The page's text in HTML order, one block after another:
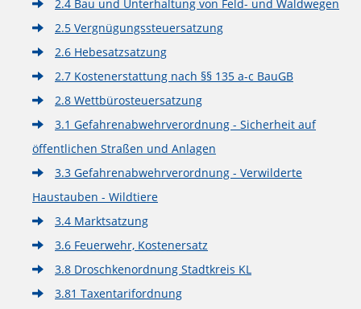
2.4 Bau und Unterhaltung von Feld- und Waldwegen
2.5 Vergnügungssteuersatzung
2.6 Hebesatzsatzung
2.7 Kostenerstattung nach §§ 135 a-c BauGB
2.8 Wettbürosteuersatzung
3.1 Gefahrenabwehrverordnung - Sicherheit auf
öffentlichen Straßen und Anlagen
3.3 Gefahrenabwehrverordnung - Verwilderte
Haustauben - Wildtiere
3.4 Marktsatzung
3.6 Feuerwehr, Kostenersatz
3.8 Droschkenordnung Stadtkreis KL
3.81 Taxentarifordnung